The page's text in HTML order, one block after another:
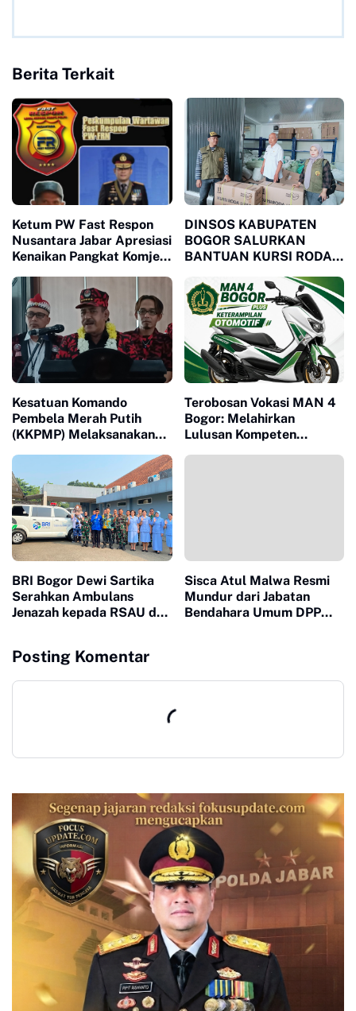
Berita Terkait
Ketum PW Fast Respon
Nusantara Jabar Apresiasi
Kenaikan Pangkat Komjen
Humanis dan Mitra
Strategis Media
DINSOS KABUPATEN
BOGOR SALURKAN
BANTUAN KURSI RODA
JAWAB KEBUTUHAN
WARGA MEGAMENDUNG
DAN CIOMAS
Kesatuan Komando
Pembela Merah Putih
(KKPMP) Melaksanakan
Terobosan Vokasi MAN 4
Bogor: Melahirkan
Lulusan Kompeten
BRI Bogor Dewi Sartika
Serahkan Ambulans
Jenazah kepada RSAU dr.
Sisca Atul Malwa Resmi
Mundur dari Jabatan
Bendahara Umum DPP
Posting Komentar